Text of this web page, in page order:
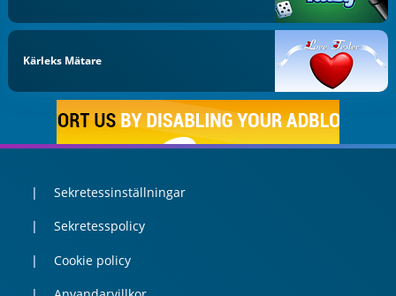
Kärleks Mätare
Sekretessinställningar
Sekretesspolicy
Cookie policy